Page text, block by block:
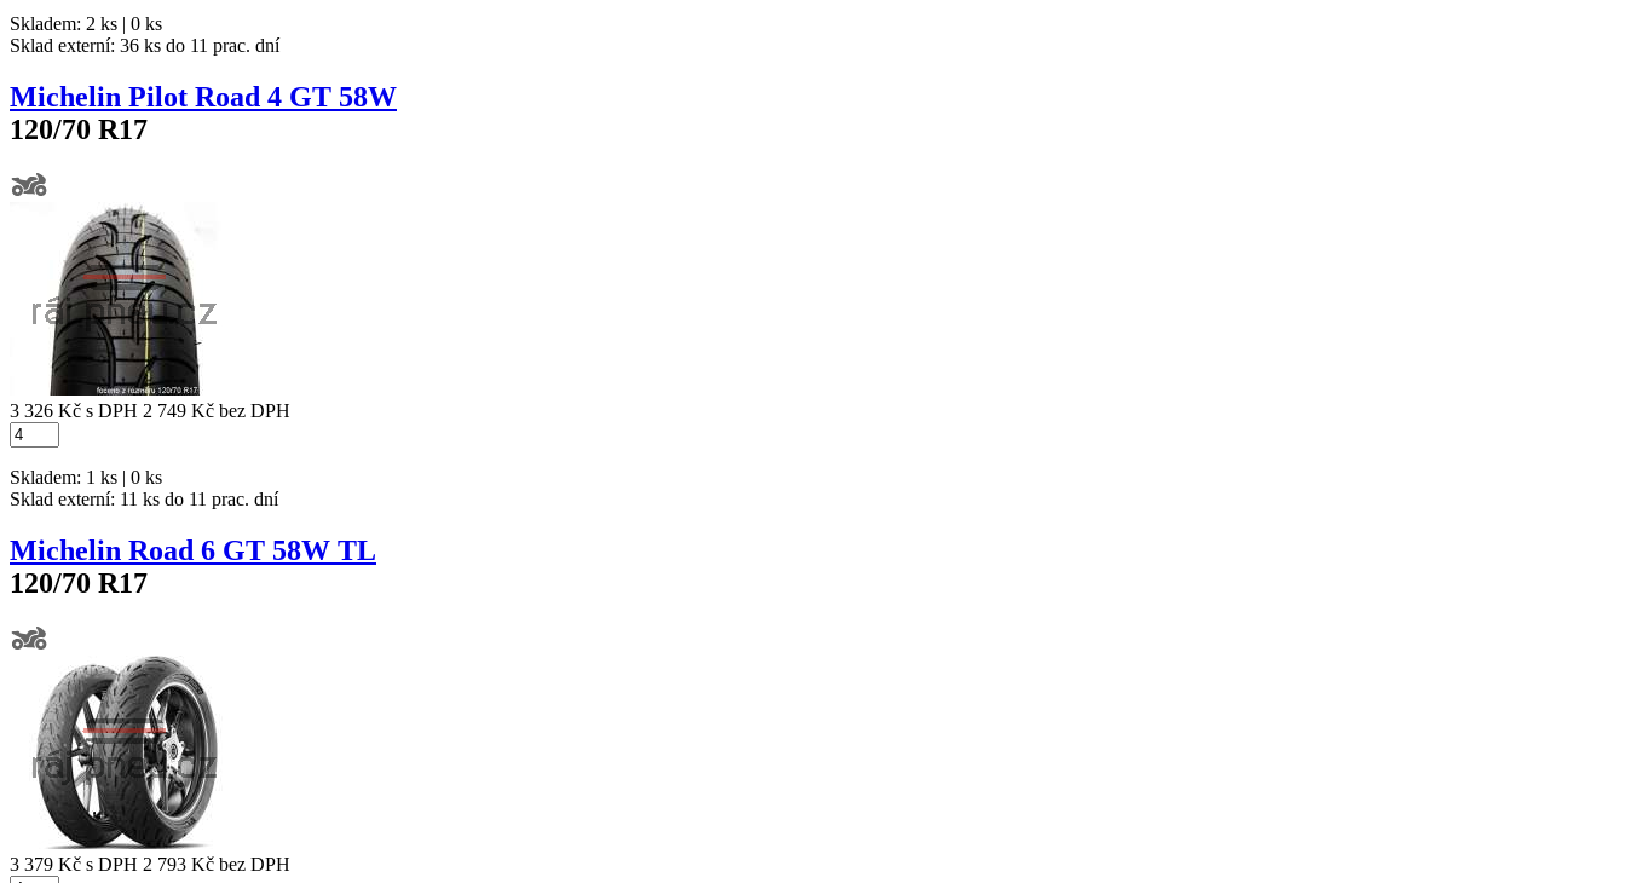
Skladem: 2 ks | 0 ks
Sklad externí: 36 ks do 11 prac. dní
Michelin Pilot Road 4 GT 58W
120/70 R17
3 326 Kč s DPH 2 749 Kč bez DPH
Skladem: 1 ks | 0 ks
Sklad externí: 11 ks do 11 prac. dní
Michelin Road 6 GT 58W TL
120/70 R17
3 379 Kč s DPH 2 793 Kč bez DPH